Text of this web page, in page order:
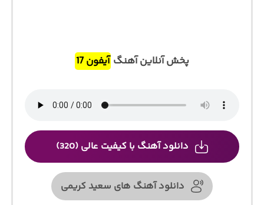
پخش آنلاین آهنگ آیفون 17
دانلود آهنگ با کیفیت عالی (320)
دانلود آهنگ های سعید کریمی